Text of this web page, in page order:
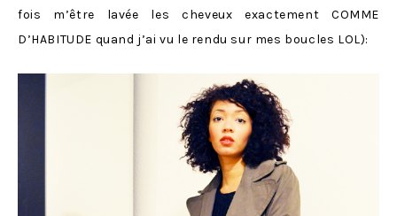
fois m’être lavée les cheveux exactement COMME
D’HABITUDE quand j’ai vu le rendu sur mes boucles LOL):